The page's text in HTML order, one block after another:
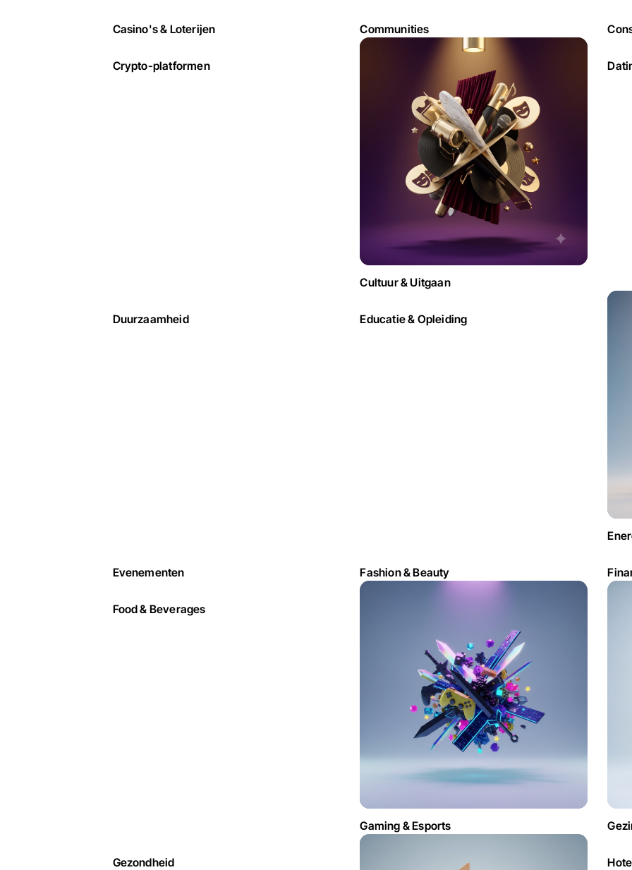
Casino's & Loterijen Communities
Crypto-platformen
Cultuur & Uitgaan
Duurzaamheid Educatie & Opleiding
Evenementen Fashion & Beauty
Food & Beverages
Gaming & Esports
Gezondheid